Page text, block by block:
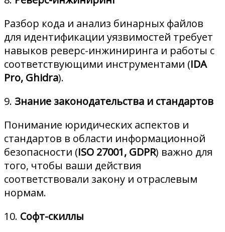
Разбор кода и анализ бинарных файлов
для идентификации уязвимостей требует
навыков реверс-инжиниринга и работы с
соответствующими инструментами (IDA
Pro, Ghidra).
9. Знание законодательства и стандартов
Понимание юридических аспектов и
стандартов в области информационной
безопасности (ISO 27001, GDPR) важно для
того, чтобы ваши действия
соответствовали закону и отраслевым
нормам.
10. Софт-скиллы